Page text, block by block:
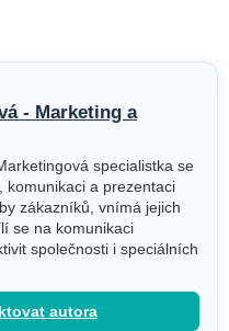
- Marketing a
specialistka se
komunikaci a prezentaci
zákazníků, vnímá jejich
se na komunikaci
společnosti i speciálních
autora